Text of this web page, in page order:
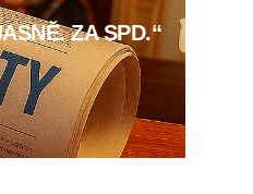
ZA SPD.“